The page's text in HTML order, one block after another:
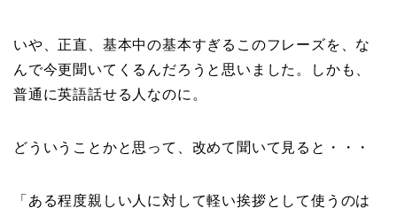
いや、正直、基本中の基本すぎるこのフレーズを、な
んで今更聞いてくるんだろうと思いました。しかも、
普通に英語話せる人なのに。
どういうことかと思って、改めて聞いて見ると・・・
「ある程度親しい人に対して軽い挨拶として使うのは